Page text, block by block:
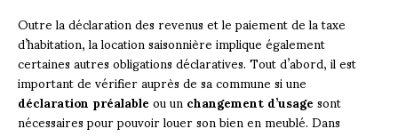
Outre la déclaration des revenus et le paiement de la taxe
d’habitation, la location saisonnière implique également
certaines autres obligations déclaratives. Tout d’abord, il est
important de vérifier auprès de sa commune si une
déclaration préalableou unchangement d’usagesont
nécessaires pour pouvoir louer son bien en meublé. Dans